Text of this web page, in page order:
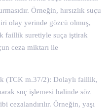
Örneğin, hırsızlık suçu
olay yerinde gözcü olmuş,
faillik suretiyle suça iştirak
ceza miktarı ile
(TCK m.37/2): Dolaylı faillik,
suç işlemesi halinde söz
cezalandırılır. Örneğin, yaşı